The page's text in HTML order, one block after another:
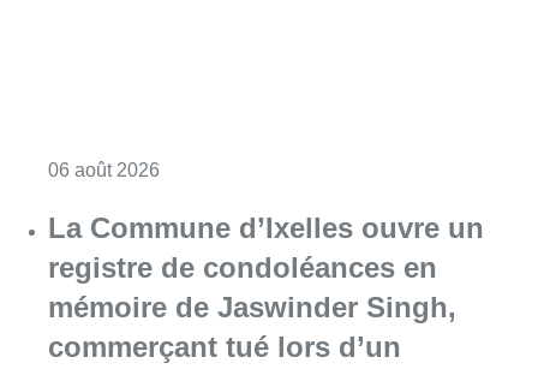
06 août 2026
La Commune d’Ixelles ouvre un
registre de condoléances en
mémoire de Jaswinder Singh,
commerçant tué lors d’un